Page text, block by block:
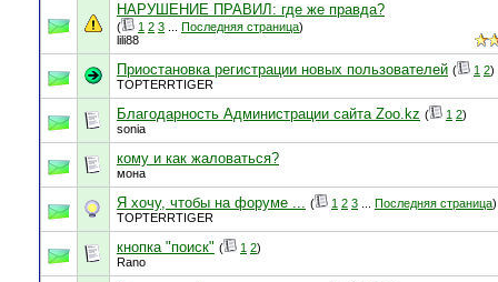
НАРУШЕНИЕ ПРАВИЛ: где же правда?
( 1 2 3 Последняя страница)
lili88
Приостановка регистрации новых пользователей ( 1 2)
TOPTERRTIGER
Благодарность Администрации сайта Zoo.kz ( 1 2)
sonia
кому и как жаловаться?
мона
Я хочу, чтобы на форуме ... ( 1 2 3 Последняя страница)
TOPTERRTIGER
кнопка "поиск" ( 1 2)
Rano